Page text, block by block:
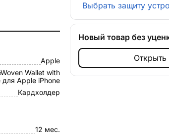
Apple
Wallet with
для Apple iPhone
Кардхолдер
12 мес.
Выбрать защиту
Новый товар без
Открыть